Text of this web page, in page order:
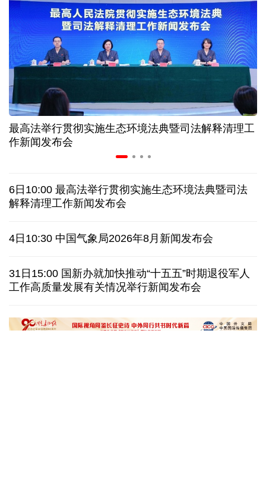
比一张A4纸还要薄！我国高端钢材迎来密集突破
让药品更好触达患者 多款新药选择网络平台首发
7月份中国仓储指数保持扩张 行业运行韧性较强
金价大反弹！黄金以旧换新业务火热，记者探访
特朗普再签行政令 禁止“生育旅游”收紧“出生公民权”
伊朗拟禁止敌对方通行霍尔木兹海峡 对违规者重罚
美参议院委员会投票认定传染病专家福奇藐视国会
最高法举行贯彻实施生态环境法典暨司法解释清理工
作新闻发布会
6日10:00 最高法举行贯彻实施生态环境法典暨司法
解释清理工作新闻发布会
4日10:30 中国气象局2026年8月新闻发布会
31日15:00 国新办就加快推动“十五五”时期退役军人
工作高质量发展有关情况举行新闻发布会